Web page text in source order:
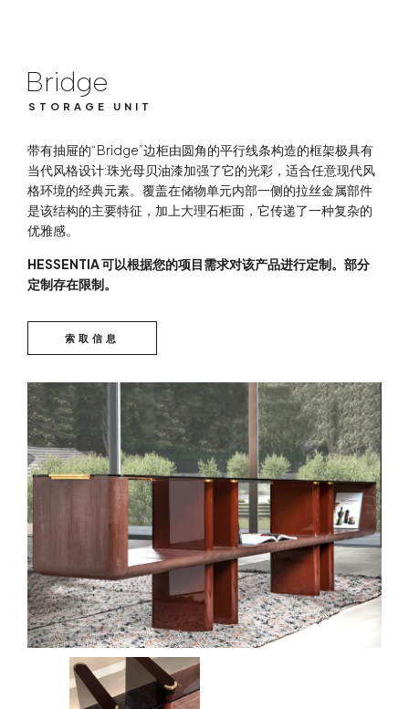
Bridge
STORAGE UNIT
带有抽屉的“Bridge”边柜由圆角的平行线条构造的框架极具有
当代风格设计:珠光母贝油漆加强了它的光彩，适合任意现代风
格环境的经典元素。覆盖在储物单元内部一侧的拉丝金属部件
是该结构的主要特征，加上大理石柜面，它传递了一种复杂的
优雅感。
HESSENTIA 可以根据您的项目需求对该产品进行定制。部分
定制存在限制。
索取信息